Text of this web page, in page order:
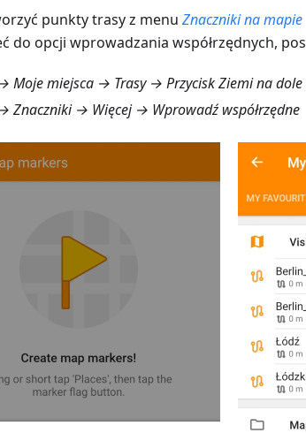
punkty trasy z menu Znaczniki na mapie
do opcji wprowadzania współrzędnych,
Moje miejsca → Trasy→ Przycisk Ziemi na dole
Znaczniki → Więcej → Wprowadź współrzędne